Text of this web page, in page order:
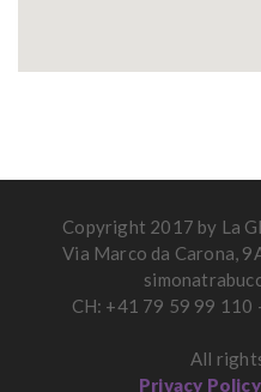
Copyright 2017 by La
Via Marco da Carona,
CH: +41 79 59 99
All
Privacy Policy